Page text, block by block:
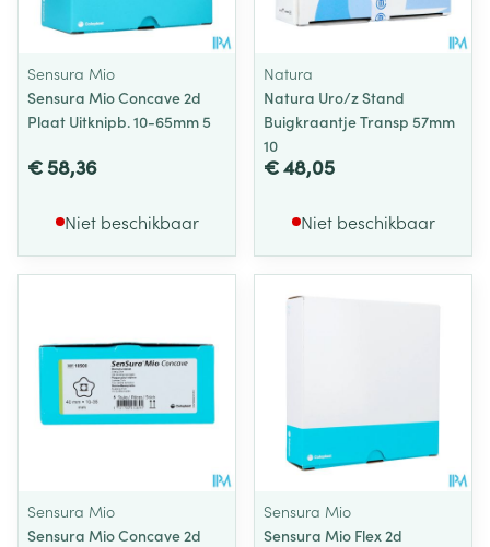
Sensura Mio
Sensura Mio Concave 2d
Plaat Uitknipb. 10-65mm 5
€ 58,36
Niet beschikbaar
Natura
Natura Uro/z Stand
Buigkraantje Transp 57mm
10
€ 48,05
Niet beschikbaar
Sensura Mio
Sensura Mio Concave 2d
Sensura Mio
Sensura Mio Flex 2d